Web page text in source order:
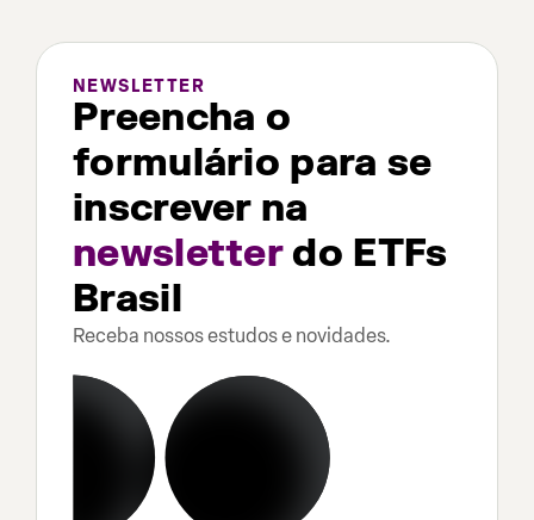
NEWSLETTER
Preencha o
formulário para se
inscrever na
newsletterdo ETFs
Brasil
Receba nossos estudos e novidades.